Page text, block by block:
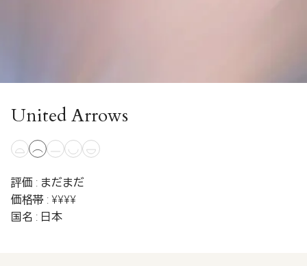
United Arrows
評価 : まだまだ
価格帯 : ¥¥¥¥
国名 : 日本